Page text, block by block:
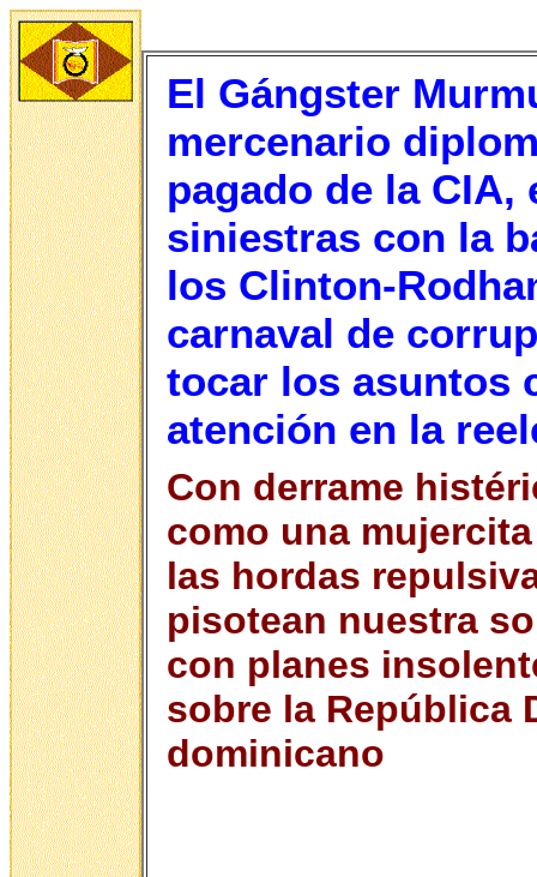
El Gángster
mercenario
pagado de la
siniestras con la
los Clinton-
carnaval de
tocar los asuntos
atención en la
Con derrame
como una
las hordas
pisotean nuestra
con planes
sobre la República
dominicano